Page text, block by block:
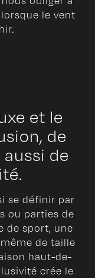
le vent
et le
de
de
se définir par
ou parties de
de sport, une
de taille
haut-de-
crée le